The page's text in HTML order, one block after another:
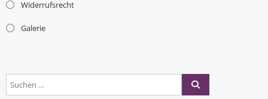
Widerrufsrecht
Galerie